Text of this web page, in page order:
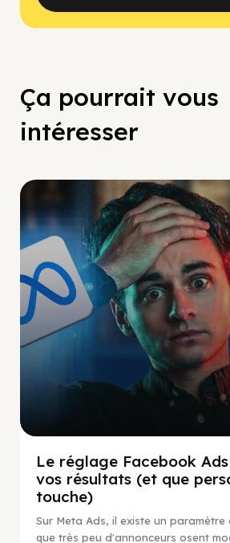
Ça pourrait vous
intéresser
Le réglage Facebook
vos résultats (et que
touche)
Sur Meta Ads, il existe un
que très peu d'annonceurs osent